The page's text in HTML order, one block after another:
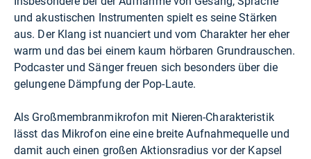
und akustischen Instrumenten spielt es seine Stärken
aus. Der Klang ist nuanciert und vom Charakter her eher
warm und das bei einem kaum hörbaren Grundrauschen.
Podcaster und Sänger freuen sich besonders über die
gelungene Dämpfung der Pop-Laute.
Als Großmembranmikrofon mit Nieren-Charakteristik
lässt das Mikrofon eine eine breite Aufnahmequelle und
damit auch einen großen Aktionsradius vor der Kapsel